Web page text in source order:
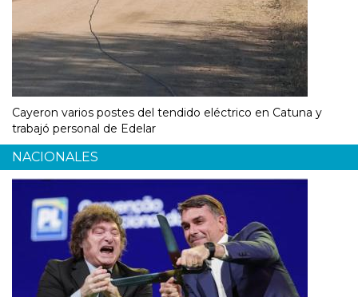
Cayeron varios postes del tendido eléctrico en Catuna y
trabajó personal de Edelar
NACIONALES